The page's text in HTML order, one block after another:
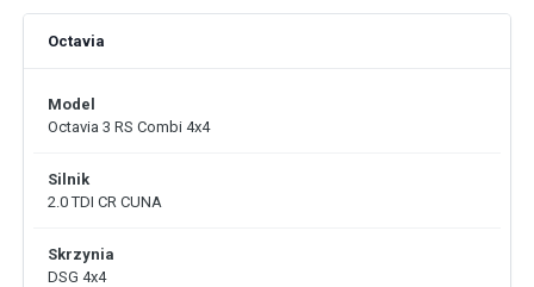
Octavia
Model
Octavia 3 RS Combi 4x4
Silnik
2.0 TDI CR CUNA
Skrzynia
DSG 4x4